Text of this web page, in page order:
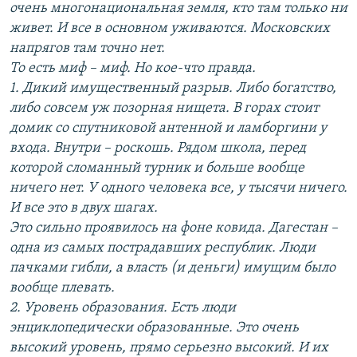
очень многонациональная земля, кто там только ни
живет. И все в основном уживаются. Московских
напрягов там точно нет.
То есть миф – миф. Но кое-что правда.
1. Дикий имущественный разрыв. Либо богатство,
либо совсем уж позорная нищета. В горах стоит
домик со спутниковой антенной и ламборгини у
входа. Внутри – роскошь. Рядом школа, перед
которой сломанный турник и больше вообще
ничего нет. У одного человека все, у тысячи ничего.
И все это в двух шагах.
Это сильно проявилось на фоне ковида. Дагестан –
одна из самых пострадавших республик. Люди
пачками гибли, а власть (и деньги) имущим было
вообще плевать.
2. Уровень образования. Есть люди
энциклопедически образованные. Это очень
высокий уровень, прямо серьезно высокий. И их